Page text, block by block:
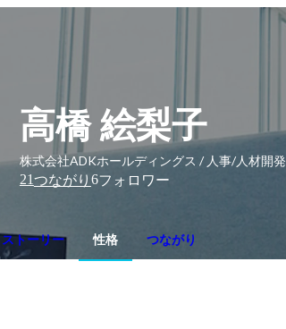
高橋 絵梨子
株式会社ADKホールディングス / 人事/人材開発
21つながり 6フォロワー
ストーリー 性格 つながり